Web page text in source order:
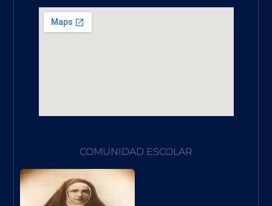
COMUNIDAD ESCOLAR